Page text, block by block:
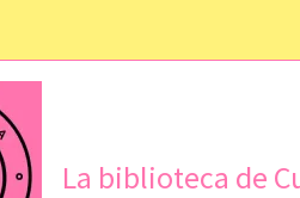
La biblioteca de